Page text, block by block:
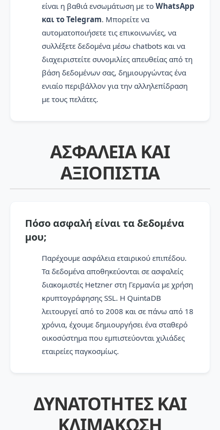
είναι η βαθιά ενσωμάτωση με το WhatsApp
και το Telegram. Μπορείτε να
αυτοματοποιήσετε τις επικοινωνίες, να
συλλέξετε δεδομένα μέσω chatbots και να
διαχειριστείτε συνομιλίες απευθείας από τη
βάση δεδομένων σας, δημιουργώντας ένα
ενιαίο περιβάλλον για την αλληλεπίδραση
με τους πελάτες.
ΑΣΦΆΛΕΙΑ ΚΑΙ
ΑΞΙΟΠΙΣΤΊΑ
Πόσο ασφαλή είναι τα δεδομένα
μου;
Παρέχουμε ασφάλεια εταιρικού επιπέδου.
Τα δεδομένα αποθηκεύονται σε ασφαλείς
διακομιστές Hetzner στη Γερμανία με χρήση
κρυπτογράφησης SSL. Η QuintaDB
λειτουργεί από το 2008 και σε πάνω από 18
χρόνια, έχουμε δημιουργήσει ένα σταθερό
οικοσύστημα που εμπιστεύονται χιλιάδες
εταιρείες παγκοσμίως.
ΔΥΝΑΤΌΤΗΤΕΣ ΚΑΙ
ΚΛΙΜΆΚΩΣΗ